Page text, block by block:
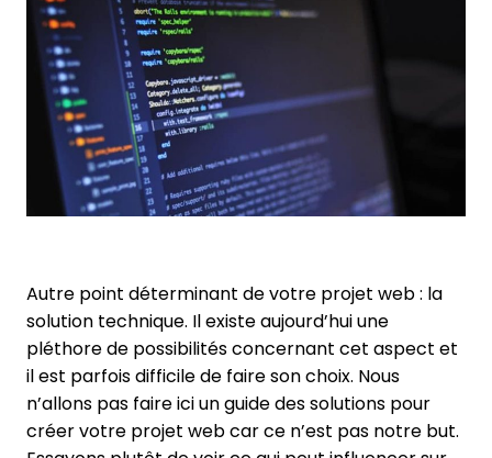
Autre point déterminant de votre projet web : la
solution technique. Il existe aujourd’hui une
pléthore de possibilités concernant cet aspect et
il est parfois difficile de faire son choix. Nous
n’allons pas faire ici un guide des solutions pour
créer votre projet web car ce n’est pas notre but.